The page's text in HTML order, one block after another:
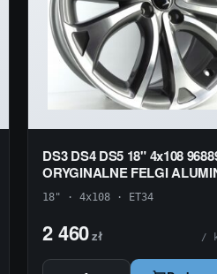
DS3 DS4 DS5 18" 4x108
ORYGINALNE FELGI
18" · 4x108 · ET34
2 460zł /